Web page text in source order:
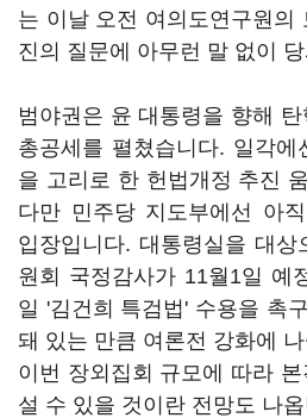
는 이날 오전 여의도연구원의
진의 질문에 아무런 말 없이
범야권은 윤 대통령을 향해
총공세를 펼쳤습니다. 일각
을 고리로 한 헌법개정 추진
다만 민주당 지도부에선 아
입장입니다. 대통령실을 대상
원회 국정감사가 11월1일 예
일 '김건희 특검법' 수용을 촉
돼 있는 만큼 여론전 강화에
이번 장외집회 규모에 따라
설 수 있을 것이란 전망도 나